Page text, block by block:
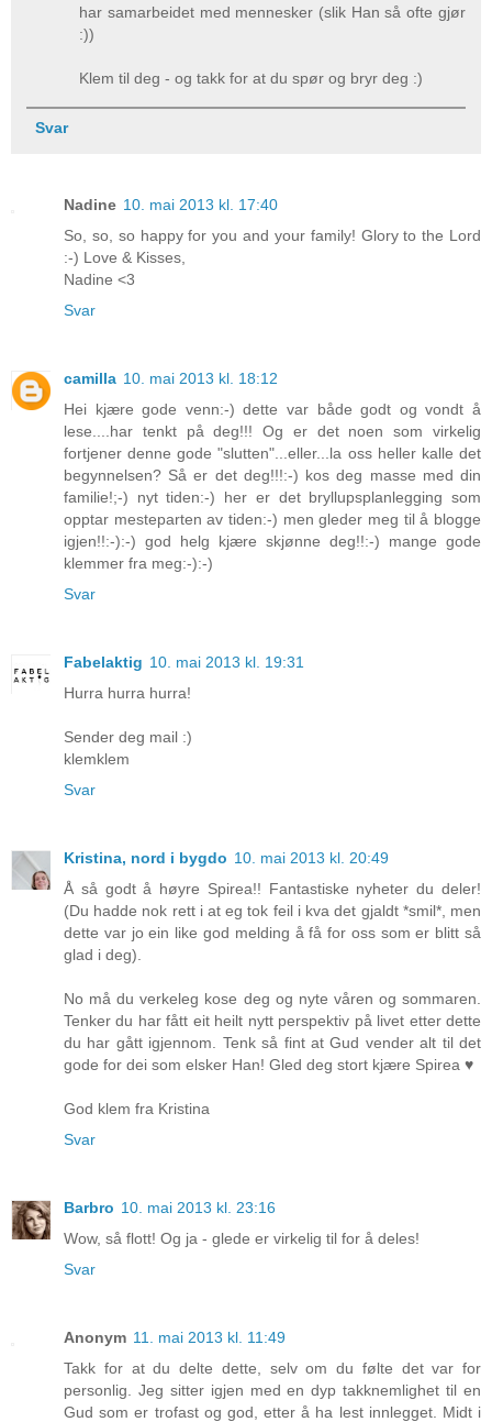
har samarbeidet med mennesker (slik Han så ofte gjør
:))
Klem til deg - og takk for at du spør og bryr deg :)
Svar
Nadine 10. mai 2013 kl. 17:40
So, so, so happy for you and your family! Glory to the Lord
:-) Love & Kisses,
Nadine <3
Svar
camilla 10. mai 2013 kl. 18:12
Hei kjære gode venn:-) dette var både godt og vondt å
lese....har tenkt på deg!!! Og er det noen som virkelig
fortjener denne gode "slutten"...eller...la oss heller kalle det
begynnelsen? Så er det deg!!!:-) kos deg masse med din
familie!;-) nyt tiden:-) her er det bryllupsplanlegging som
opptar mesteparten av tiden:-) men gleder meg til å blogge
igjen!!:-):-) god helg kjære skjønne deg!!:-) mange gode
klemmer fra meg:-):-)
Svar
Fabelaktig 10. mai 2013 kl. 19:31
Hurra hurra hurra!
Sender deg mail :)
klemklem
Svar
Kristina, nord i bygdo 10. mai 2013 kl. 20:49
Å så godt å høyre Spirea!! Fantastiske nyheter du deler!
(Du hadde nok rett i at eg tok feil i kva det gjaldt *smil*, men
dette var jo ein like god melding å få for oss som er blitt så
glad i deg).
No må du verkeleg kose deg og nyte våren og sommaren.
Tenker du har fått eit heilt nytt perspektiv på livet etter dette
du har gått igjennom. Tenk så fint at Gud vender alt til det
gode for dei som elsker Han! Gled deg stort kjære Spirea ♥
God klem fra Kristina
Svar
Barbro 10. mai 2013 kl. 23:16
Wow, så flott! Og ja - glede er virkelig til for å deles!
Svar
Anonym 11. mai 2013 kl. 11:49
Takk for at du delte dette, selv om du følte det var for
personlig. Jeg sitter igjen med en dyp takknemlighet til en
Gud som er trofast og god, etter å ha lest innlegget. Midt i